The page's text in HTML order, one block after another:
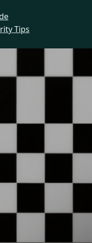
Tips